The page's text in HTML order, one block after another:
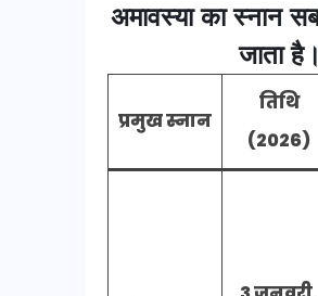
अमावस्या का स्नान
जाता है।
प्रमुख स्नान
तिथि
(2026)